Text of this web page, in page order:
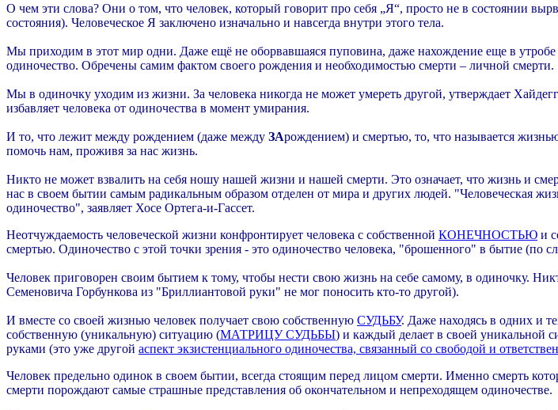
О чем эти слова? Они о том, что человек, который говорит про себя „Я“, просто не в состоянии
состояния). Человеческое Я заключено изначально и навсегда внутри этого тела.
Мы приходим в этот мир одни. Даже ещё не оборвавшаяся пуповина, даже нахождение еще в
одиночество. Обречены самим фактом своего рождения и необходимостью смерти – личной смерти.
Мы в одиночку уходим из жизни. За человека никогда не может умереть другой, утверждает
избавляет человека от одиночества в момент умирания.
И то, что лежит между рождением (даже между ЗАрождением) и смертью, то, что называется
помочь нам, проживя за нас жизнь.
Никто не может взвалить на себя ношу нашей жизни и нашей смерти. Это означает, что жизнь и
нас в своем бытии самым радикальным образом отделен от мира и других людей. "Человеческая
одиночество", заявляет Хосе Ортега-и-Гассет.
Неотчуждаемость человеческой жизни конфронтирует человека с собственной КОНЕЧНОСТЬЮ и
смертью. Одиночество с этой точки зрения - это одиночество человека, "брошенного" в бытие (по
Человек приговорен своим бытием к тому, чтобы нести свою жизнь на себе самому, в одиночку.
Семеновича Горбункова из "Бриллиантовой руки" не мог поносить кто-то другой).
И вместе со своей жизнью человек получает свою собственную СУДЬБУ. Даже находясь в одних и
собственную (уникальную) ситуацию (МАТРИЦУ СУДЬБЫ) и каждый делает в своей уникальной
руками (это уже другой аспект экзистенциального одиночества, связанный со свободой и
Человек предельно одинок в своем бытии, всегда стоящим перед лицом смерти. Именно смерть
смерти порождают самые страшные представления об окончательном и непреходящем одиночестве.